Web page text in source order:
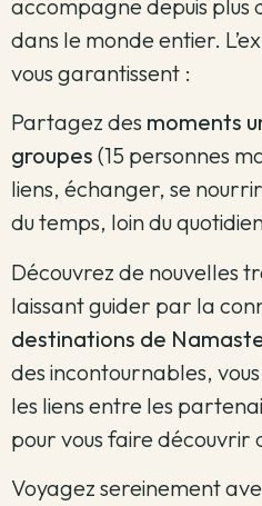
accompagne depuis plus
dans le monde entier.
vous garantissent :
Partagez des moments
groupes (15 personnes
liens, échanger, se
du temps, loin du
Découvrez de nouvelles
laissant guider par la
destinations de
des incontournables,
les liens entre les
pour vous faire découvrir
Voyagez sereinement